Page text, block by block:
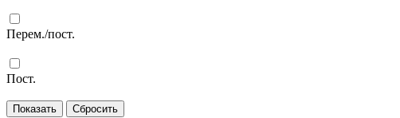
Перем./пост.
Пост.